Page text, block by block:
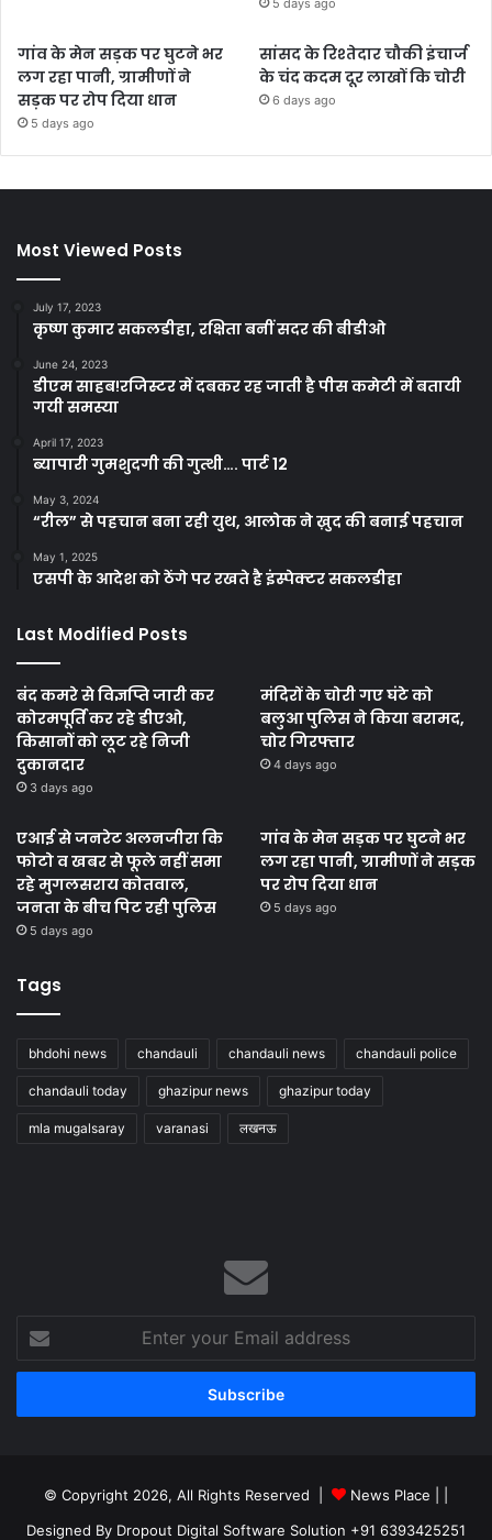
5 days ago
गांव के मेन सड़क पर घुटने भर
लग रहा पानी, ग्रामीणों ने
सड़क पर रोप दिया धान
5 days ago
सांसद के रिश्तेदार चौकी इंचार्ज
के चंद कदम दूर लाखों कि चोरी
6 days ago
Most Viewed Posts
July 17, 2023
कृष्ण कुमार सकलडीहा, रक्षिता बनीं सदर की बीडीओ
June 24, 2023
डीएम साहब!रजिस्टर में दबकर रह जाती है पीस कमेटी में बतायी
गयी समस्या
April 17, 2023
ब्यापारी गुमशुदगी की गुत्थी…. पार्ट 12
May 3, 2024
“रील” से पहचान बना रही युथ, आलोक ने ख़ुद की बनाई पहचान
May 1, 2025
एसपी के आदेश को ठेंगे पर रखते है इंस्पेक्टर सकलडीहा
Last Modified Posts
बंद कमरे से विज्ञप्ति जारी कर
कोरमपूर्ति कर रहे डीएओ,
किसानों को लूट रहे निजी
दुकानदार
3 days ago
मंदिरों के चोरी गए घंटे को
बलुआ पुलिस ने किया बरामद,
चोर गिरफ्तार
4 days ago
एआई से जनरेट अलनजीरा कि
फोटो व खबर से फूले नहीं समा
रहे मुगलसराय कोतवाल,
जनता के बीच पिट रही पुलिस
5 days ago
गांव के मेन सड़क पर घुटने भर
लग रहा पानी, ग्रामीणों ने सड़क
पर रोप दिया धान
5 days ago
Tags
bhdohi news chandauli chandauli news chandauli police
chandauli today ghazipur news ghazipur today
mla mugalsaray varanasi लखनऊ
your
Email
© Copyright 2026, All Rights Reserved | News Place |
Designed By Dropout Digital Software Solution +91 6393425251